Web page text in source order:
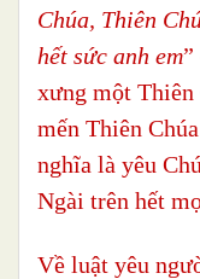
Chúa, Thiên
hết sức anh em”
xưng một Thiên
mến Thiên
nghĩa là yêu
Ngài trên hết
Về luật yêu